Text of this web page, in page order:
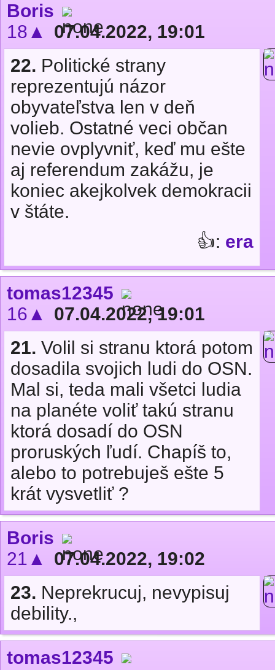
Boris
18▲
07.04.2022, 19:01
22. Politické strany
reprezentujú názor
obyvateľstva len v deň
volieb. Ostatné veci občan
nevie ovplyvniť, keď mu ešte
aj referendum zakážu, je
koniec akejkolvek demokracii
v štáte.
👍: era
tomas12345
16▲
07.04.2022, 19:01
21. Volil si stranu ktorá potom
dosadila svojich ludi do OSN.
Mal si, teda mali všetci ludia
na planéte voliť takú stranu
ktorá dosadí do OSN
proruských ľudí. Chapíš to,
alebo to potrebuješ ešte 5
krát vysvetliť ?
Boris
21▲
07.04.2022, 19:02
23. Neprekrucuj, nevypisuj
debility.,
tomas12345